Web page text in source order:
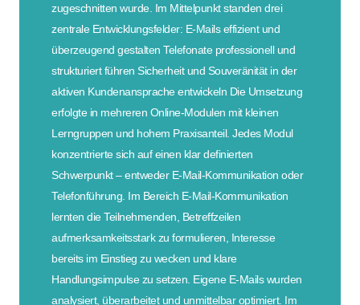
zugeschnitten wurde. Im Mittelpunkt standen drei
zentrale Entwicklungsfelder: E-Mails effizient und
überzeugend gestalten Telefonate professionell und
strukturiert führen Sicherheit und Souveränität in der
aktiven Kundenansprache entwickeln Die Umsetzung
erfolgte in mehreren Online-Modulen mit kleinen
Lerngruppen und hohem Praxisanteil. Jedes Modul
konzentrierte sich auf einen klar definierten
Schwerpunkt – entweder E-Mail-Kommunikation oder
Telefonführung. Im Bereich E-Mail-Kommunikation
lernten die Teilnehmenden, Betreffzeilen
aufmerksamkeitsstark zu formulieren, Interesse
bereits im Einstieg zu wecken und klare
Handlungsimpulse zu setzen. Eigene E-Mails wurden
analysiert, überarbeitet und unmittelbar optimiert. Im